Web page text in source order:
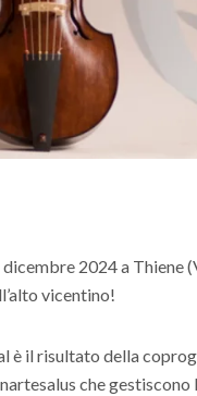
2024 a Thiene
vicentino!
è il risultato della
che